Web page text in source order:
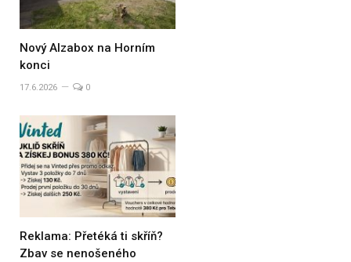
Nový Alzabox na Horním
konci
17.6.2026 0
Reklama: Přetéká ti skříň?
Zbav se nenošeného